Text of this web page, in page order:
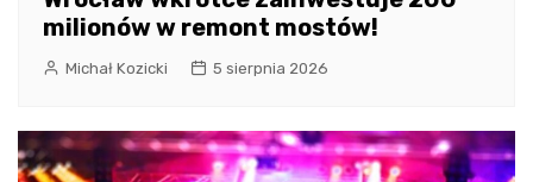
milionów w remont mostów!
Michał Kozicki 5 sierpnia 2026